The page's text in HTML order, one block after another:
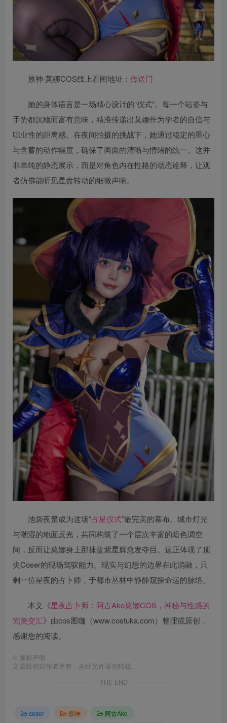
原神·莫娜COS线上看图地址： 传送门
她的身体语言是一场精心设计的“仪式”。每一个站姿与
手势都沉稳而富有意味，精准传递出莫娜作为学者的自信与
职业性的距离感。在夜间拍摄的挑战下，她通过稳定的重心
与含蓄的动作幅度，确保了画面的清晰与情绪的统一。这并
非单纯的静态展示，而是对角色内在性格的动态诠释，让观
者仿佛能听见星盘转动的细微声响。
池袋夜景成为这场“占星仪式”最完美的幕布。城市灯光
与潮湿的地面反光，共同构筑了一个层次丰富的暗色调空
间，反而让莫娜身上那抹蓝紫星辉愈发夺目。这正体现了顶
尖Coser的现场驾驭能力。现实与幻想的边界在此消融，只
剩一位星夜的占卜师，于都市丛林中静静窥探命运的脉络。
本文《星夜占卜师：阿古Ako莫娜COS，神秘与性感的
完美交汇》由cos图咖（www.costuka.com）整理或原创，
感谢您的阅读。
© 版权声明
文章版权归作者所有，未经允许请勿转载。
THE END
coser 原神
阿古Ako